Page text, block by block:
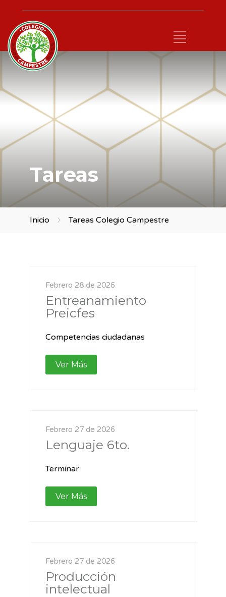
Tareas
Inicio Tareas Colegio Campestre
Febrero 28 de 2026
Entreanamiento
Preicfes
Competencias ciudadanas
Ver Más
Febrero 27 de 2026
Lenguaje 6to.
Terminar
Ver Más
Febrero 27 de 2026
Producción
intelectual